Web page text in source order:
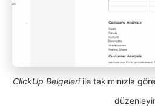
ClickUp Belgeleriile takımınızla